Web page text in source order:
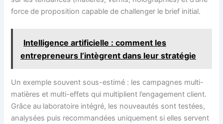
force de proposition capable de challenger le brief initial.
Intelligence artificielle : comment les
entrepreneurs l’intègrent dans leur stratégie
Un exemple souvent sous-estimé : les campagnes multi-
matières et multi-effets qui multiplient l’engagement client.
Grâce au laboratoire intégré, les nouveautés sont testées,
analysées puis recommandées uniquement si elles servent